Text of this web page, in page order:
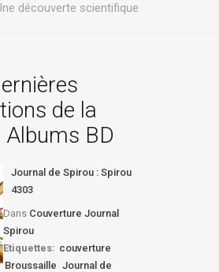
découverte scientifique
de la
Albums BD
Journal de Spirou : Spirou
4303
Dans Couverture Journal
Spirou
Etiquettes: couverture
Broussaille Journal de